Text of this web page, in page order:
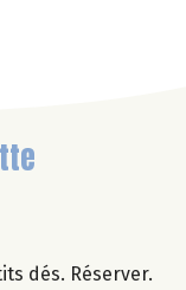
dés. Réserver.